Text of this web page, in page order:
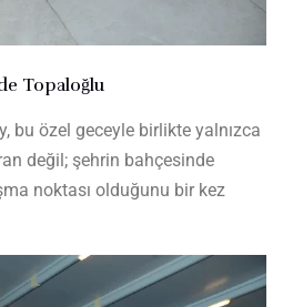
Topaloğlu
bu özel geceyle birlikte yalnızca
değil; şehrin bahçesinde
noktası olduğunu bir kez